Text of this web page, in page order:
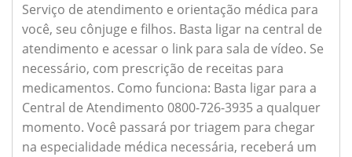
Serviço de atendimento e orientação médica para
você, seu cônjuge e filhos. Basta ligar na central de
atendimento e acessar o link para sala de vídeo. Se
necessário, com prescrição de receitas para
medicamentos. Como funciona: Basta ligar para a
Central de Atendimento 0800-726-3935 a qualquer
momento. Você passará por triagem para chegar
na especialidade médica necessária, receberá um